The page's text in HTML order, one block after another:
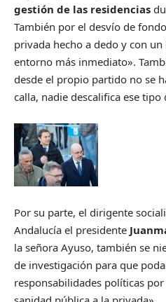
gestión de las residencias
También por el desvío de
privada hecho a dedo y con
entorno más inmediato».
desde el propio partido no se
calla, nadie descalifica ese tipo
Por su parte, el dirigente
Andalucía el presidente
la señora Ayuso, también se
de investigación para que
responsabilidades políticas